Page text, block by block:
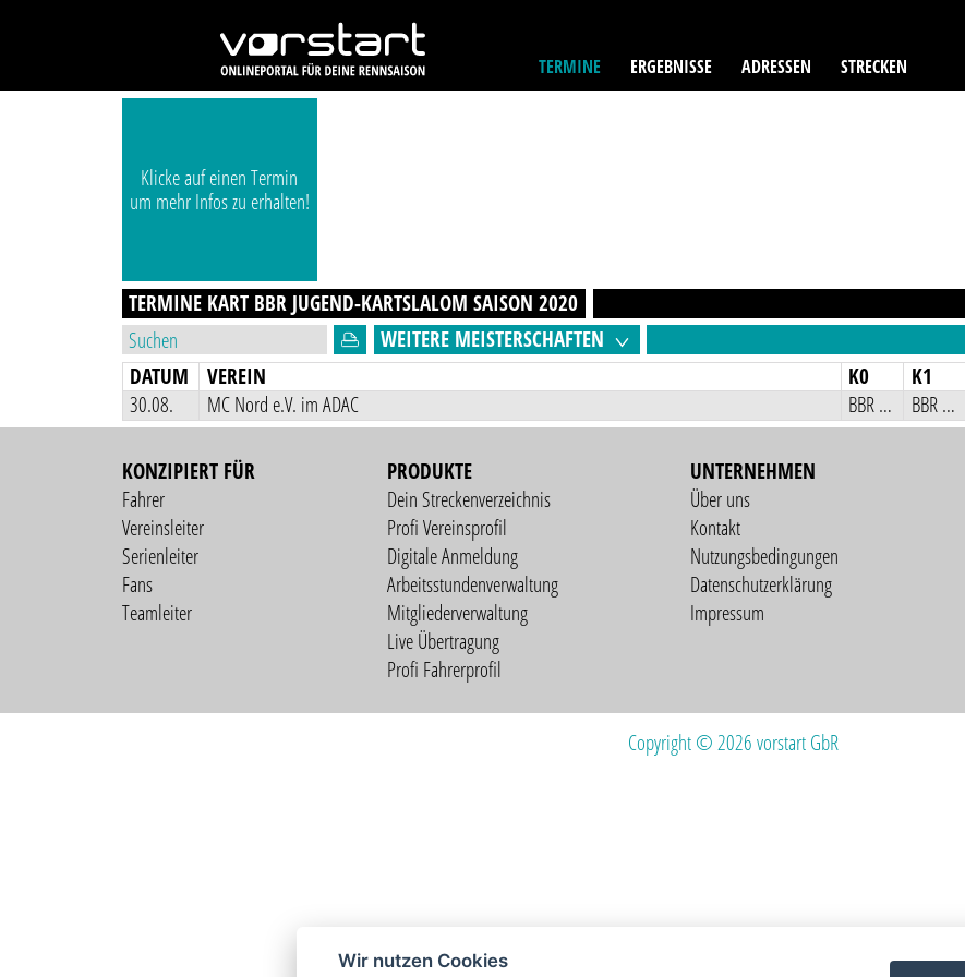
TERMINE ERGEBNISSE ADRESSEN STRECKEN
Klicke auf einen Termin
um mehr Infos zu erhalten!
TERMINE KART BBR JUGEND-KARTSLALOMSAISON2020
WEITERE MEISTERSCHAFTEN
DATUM
VEREIN K0 K1
30.08.
MC Nord e.V. im ADAC BBR Jugend-Kartslalom BBR Jugend-Kartslalom
KONZIPIERT FÜR
Fahrer
Vereinsleiter
Serienleiter
Fans
Teamleiter
PRODUKTE
Dein Streckenverzeichnis
Profi Vereinsprofil
Digitale Anmeldung
Arbeitsstundenverwaltung
Mitgliederverwaltung
Live Übertragung
Profi Fahrerprofil
UNTERNEHMEN
Über uns
Kontakt
Nutzungsbedingungen
Datenschutzerklärung
Impressum
Copyright © 2026 vorstart GbR
Wir nutzen Cookies